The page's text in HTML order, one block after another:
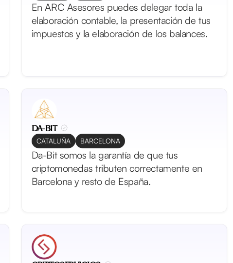
En ARC Asesores puedes delegar toda la
elaboración contable, la presentación de tus
impuestos y la elaboración de los balances.
DA-BIT
CATALUÑA BARCELONA
Da-Bit somos la garantía de que tus
criptomonedas tributen correctamente en
Barcelona y resto de España.